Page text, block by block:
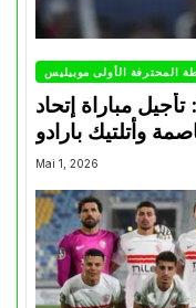
المحترفة الأولى موبيليس
مباراة إتحاد
وأتلتيك بارادو
Mai 1, 2026